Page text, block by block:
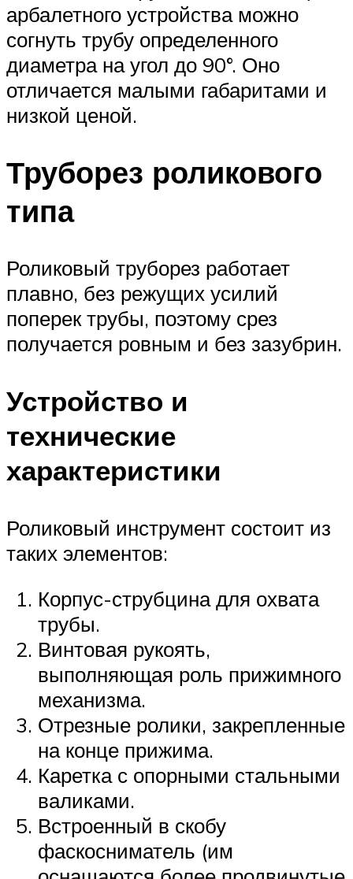
арбалетного устройства можно
согнуть трубу определенного
диаметра на угол до 90°. Оно
отличается малыми габаритами и
низкой ценой.
Труборез роликового
типа
Роликовый труборез работает
плавно, без режущих усилий
поперек трубы, поэтому срез
получается ровным и без зазубрин.
Устройство и
технические
характеристики
Роликовый инструмент состоит из
таких элементов:
Корпус-струбцина для охвата
трубы.
Винтовая рукоять,
выполняющая роль прижимного
механизма.
Отрезные ролики, закрепленные
на конце прижима.
Каретка с опорными стальными
валиками.
Встроенный в скобу
фаскосниматель (им